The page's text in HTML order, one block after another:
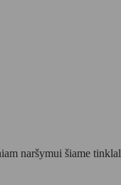
naršymui šiame